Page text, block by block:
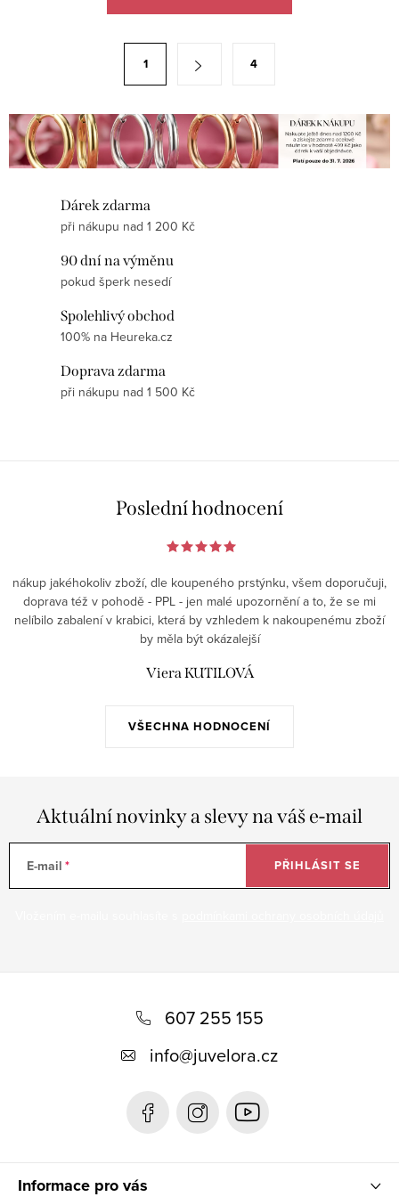
c
í
p
á
n
k
1 4
Dárek zdarma
při nákupu nad 1 200 Kč
90 dní na výměnu
pokud šperk nesedí
Spolehlivý obchod
100% na Heureka.cz
Doprava zdarma
při nákupu nad 1 500 Kč
Poslední hodnocení
VŠECHNA HODNOCENÍ
nákup jakéhokoliv zboží, dle koupeného prstýnku, všem doporučuji,
doprava též v pohodě - PPL - jen malé upozornění a to, že se mi
nelíbilo zabalení v krabici, která by vzhledem k nakoupenému zboží
by měla být okázalejší
Viera KUTILOVÁ
Aktuální novinky a slevy na váš e-mail
E-mail PŘIHLÁSIT SE
607 255 155
info@juvelora.cz
Informace pro vás